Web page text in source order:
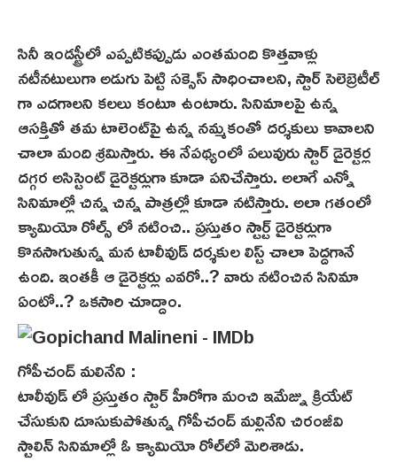
సినీ ఇండస్ట్రీలో ఎప్పటికప్పుడు ఎంతమంది కొత్తవాళ్లు
నటీనటులుగా అడుగు పెట్టి సక్సెస్ సాధించాలని, స్టార్ సెలెబ్రెటీల్
గా ఎదగాలని క‌ల‌లు కంటూ ఉంటారు. సినిమాల‌పై ఉన్న
ఆసక్తితో తమ టాలెంట్‌పై ఉన్న నమ్మకంతో దర్శకులు కావాలని
చాలా మంది శ్రమిస్తారు. ఈ నేపథ్యంలో పలువురు స్టార్ డైరెక్టర్ల
దగ్గర అసిస్టెంట్ డైరెక్టర్లుగా కూడా పనిచేస్తారు. అలాగే ఎన్నో
సినిమాల్లో చిన్న చిన్న పాత్రల్లో కూడా నటిస్తారు. అలా గతంలో
క్యామియో రోల్స్ లో నటించి.. ప్రస్తుతం స్టార్ట్ డైరెక్టర్లుగా
కొనసాగుతున్న మన టాలీవుడ్ దర్శకుల లిస్ట్ చాలా పెద్దగానే
ఉంది. ఇంతకీ ఆ డైరెక్టర్లు ఎవరో..? వారు నటించిన సినిమా
ఏంటో..? ఒకసారి చూద్దాం.
గోపీచంద్ మలినేని :
టాలీవుడ్ లో ప్రస్తుతం స్టార్ హీరోగా మంచి ఇమేజ్ను క్రియేట్
చేసుకుని దూసుకుపోతున్న గోపీచంద్ మల్లినేని చిరంజీవి
స్టాలిన్ సినిమాల్లో ఓ క్యామియో రోల్‌లో మెరిశాడు.